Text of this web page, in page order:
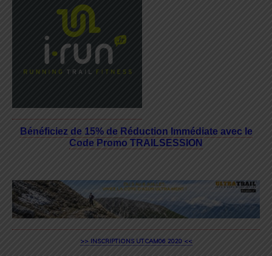
Bénéficiez de 15% de Réduction Immédiate avec le
Code Promo TRAILSESSION
>> INSCRIPTIONS UTCAM06 2020 <<